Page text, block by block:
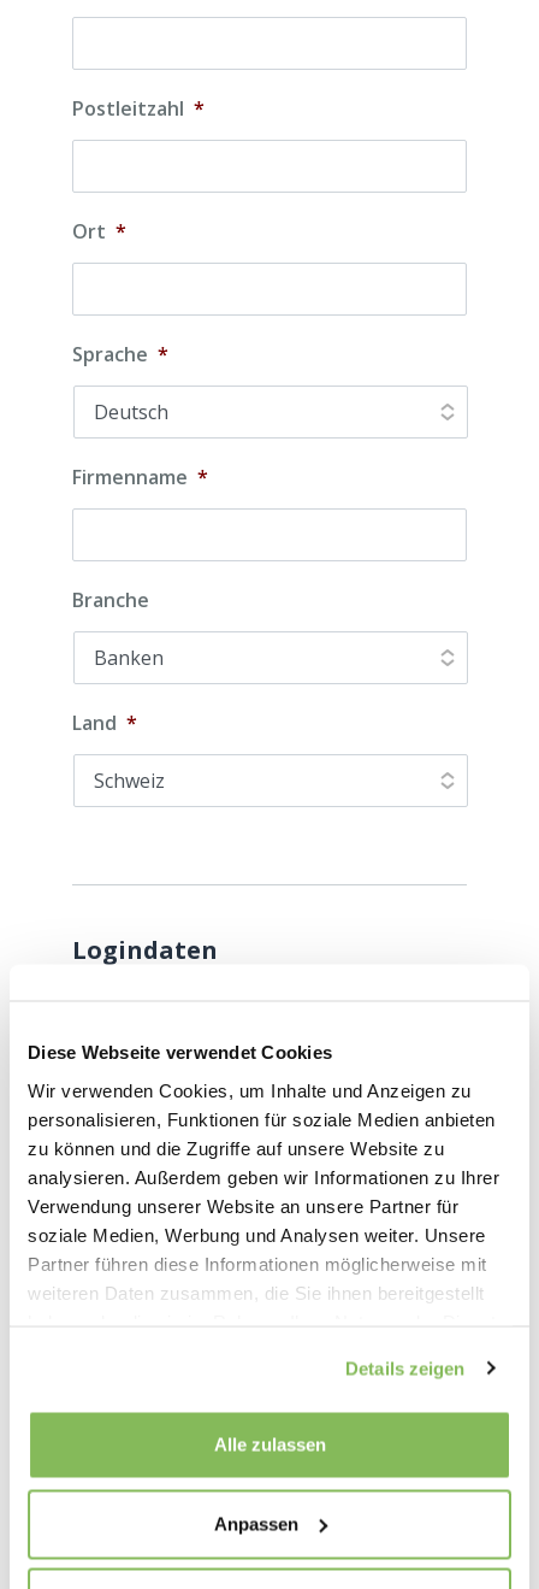
Diese Webseite verwendet Cookies
Wir verwenden Cookies, um Inhalte und Anzeigen zu
personalisieren, Funktionen für soziale Medien anbieten
zu können und die Zugriffe auf unsere Website zu
analysieren. Außerdem geben wir Informationen zu Ihrer
Verwendung unserer Website an unsere Partner für
soziale Medien, Werbung und Analysen weiter. Unsere
Partner führen diese Informationen möglicherweise mit
weiteren Daten zusammen, die Sie ihnen bereitgestellt
Details zeigen
Alle zulassen
Anpassen
Postleitzahl *
Ort *
Sprache *
Firmenname *
Branche
Land *
Logindaten
Mit dem Absenden des Kontaktformulars
gelangen Sie auf die Cockpit-Applikation,
wo Sie ihr Passwort setzen, damit Sie
jederzeit wieder einloggen können und
erklären sich damit einverstanden, dass
Anliegens verwendet werden (Weitere
Informationen und Widerrufshinweise
finden Sie in derDatenschutzerklärung).
Ja, ich möchte den Newsletter